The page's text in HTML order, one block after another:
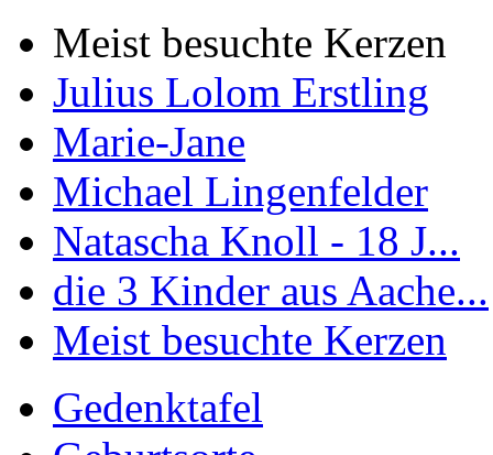
Meist besuchte Kerzen
Julius Lolom Erstling
Marie-Jane
Michael Lingenfelder
Natascha Knoll - 18 J...
die 3 Kinder aus Aache...
Meist besuchte Kerzen
Gedenktafel